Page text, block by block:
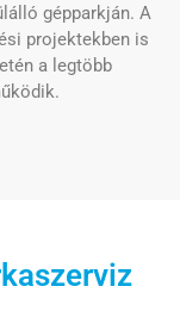
gépparkján. A
projektekben is
a legtöbb